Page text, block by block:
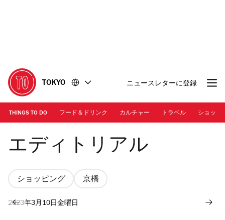
に
移
動
移
動
TOKYO ニュースレターに登録
THINGS TO DO フード＆ドリンク カルチャー トラベル ショッピ
Photo: Keisuke Tanigawa
エディトリアル
ショッピング 京橋
2023年3月10日金曜日